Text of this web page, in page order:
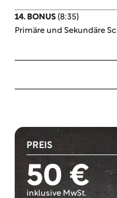
14. BONUS (8:35)
Primäre und Sekundäre
PREIS
50 €
inklusive MwSt.